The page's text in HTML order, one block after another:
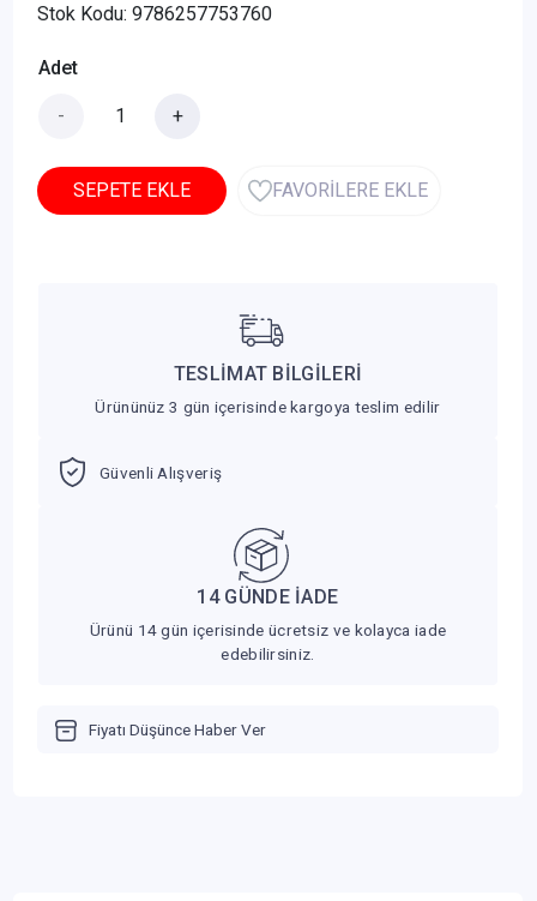
Stok Kodu: 9786257753760
Adet
- +
SEPETE EKLE FAVORİLERE EKLE
TESLİMAT BİLGİLERİ
Ürününüz 3 gün içerisinde kargoya teslim edilir
Güvenli Alışveriş
14 GÜNDE İADE
Ürünü 14 gün içerisinde ücretsiz ve kolayca iade
edebilirsiniz.
Fiyatı Düşünce Haber Ver